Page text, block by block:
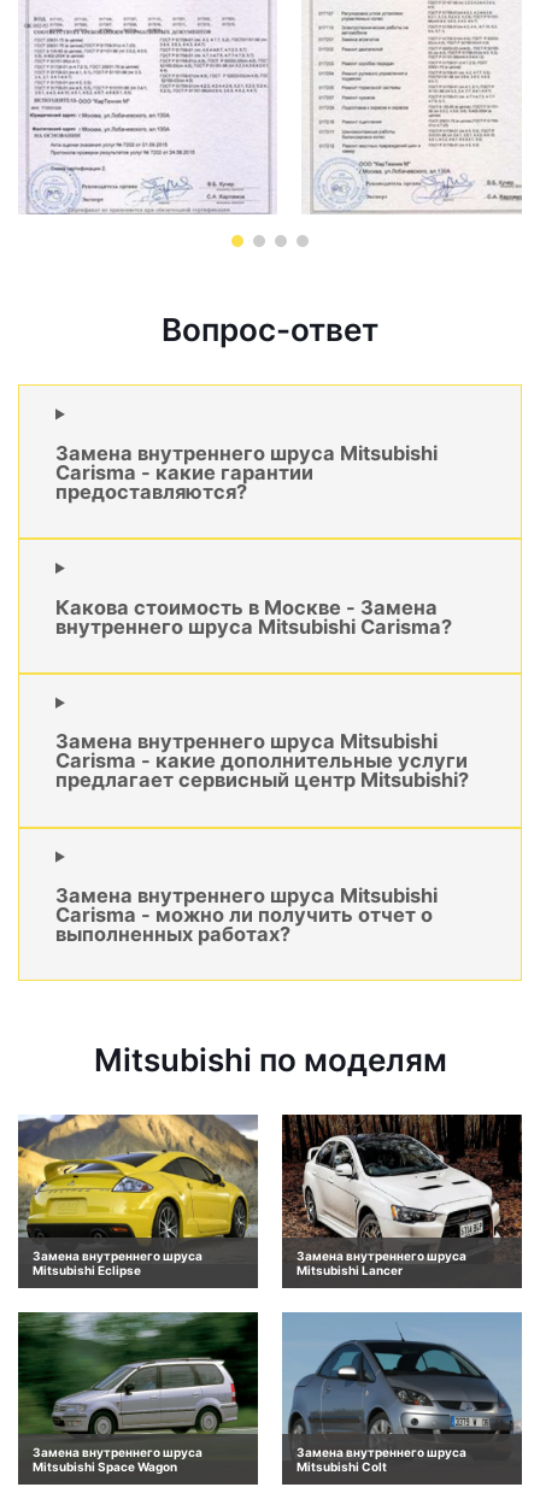
Вопрос-ответ
Замена внутреннего шруса Mitsubishi
Carisma - какие гарантии
предоставляются?
Какова стоимость в Москве - Замена
внутреннего шруса Mitsubishi Carisma?
Замена внутреннего шруса Mitsubishi
Carisma - какие дополнительные услуги
предлагает сервисный центр Mitsubishi?
Замена внутреннего шруса Mitsubishi
Carisma - можно ли получить отчет о
выполненных работах?
Mitsubishi по моделям
Замена внутреннего шруса
Mitsubishi Eclipse
Замена внутреннего шруса
Mitsubishi Lancer
Замена внутреннего шруса
Mitsubishi Space Wagon
Замена внутреннего шруса
Mitsubishi Colt